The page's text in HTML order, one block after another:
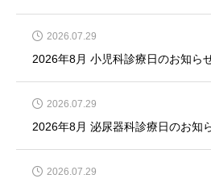
2026.07.29
2026年8月 小児科診療日のお知ら
2026.07.29
2026年8月 泌尿器科診療日のお知
2026.07.29